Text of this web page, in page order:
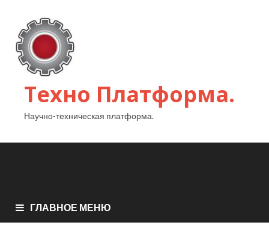
Техно Платформа.
Научно-техническая платформа.
ГЛАВНОЕ МЕНЮ